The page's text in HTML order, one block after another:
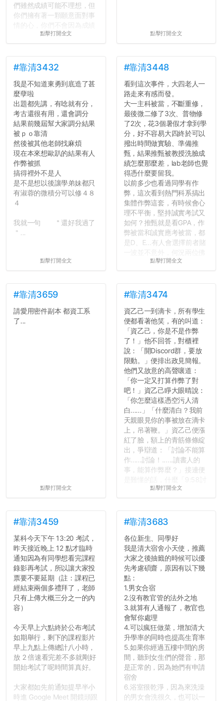
們雖然成績可能不理想，但
你們擁有著一顆願意面對事
壓力而選擇逃避(作弊)，在
績無法體現你們的努力，但
往後你們正直的態度一定會
讓你們在社會上適應得更
好。最後，那些作弊的同
學，你們要瞭解到作弊對你
們而言是沒有任何好處的，
大學是你們唯一可以勇敢認
錯但不需要付出太大代價的
地方，你們在這時候如果不
會學會...
點擊打開全文 點擊打開全文
#靠清3432
我是不知道東勇到底造了甚
麼孽啦
出題都先講，有唸就有分，
考古還很有用，還會調分
結果前幾屆幫大家調分結果
被ｐｏ靠清
然後被其他老師找麻煩
現在本來想歐趴的結果有人
作弊被抓
搞得裡外不是人
是不是想以後讓學弟妹都只
有淑蓉的微積分可以修４８
４
我就一句 ＂還好我過了
＂...
點擊打開全文
#靠清3448
看到這次事件，大四老人一
路走來有感而發。
大一主科被當，不斷重修，
最後微二修了3次、普物修
了2次，花3個暑假才拿到學
分，好不容易大四終於可以
撥出時間做實驗、準備推
甄，結果推甄被教授洗臉成
績怎麼那麼差，lab老師也覺
得憑什麼要留我。
以前多少也看過同學有作
弊，這次看到熱門科系搞出
集體作弊這套，有時候會心
理不平衡，堅持誠實考試又
如何？推甄就是看GPA，作
弊被當和誠實應考被當，都
是D、E...有人會選擇前者賭
心教授看起來要輕輕放下
長作弊的風氣。
反正老人我明天就要搬離新
竹，之後如何發展與我無
關，就當最後一天發個牢騷
吧XD，祝學弟妹們修課順利
~~...
點擊打開全文
#靠清3659
請愛用密件副本 都資工系
了...
點擊打開全文
#靠清3474
資乙己一到滴卡，所有學生
便都看著他笑，有的叫道：
「資乙己，你是不是作弊
了！」他不回答，對櫃裡
說：「開Discord群，要放
限動。」便排出政見簡報。
他們又故意的高聲嚷道：
「你一定又打算作弊了對
吧！」資乙己睜大眼晴說：
「你怎麼這樣憑空污人清
白......」「什麼清白？我前
天親眼見你的事被放在滴卡
上，吊著鞭。」資乙己便漲
紅了臉，額上的青筋條條綻
出，爭辯道：「討論不能算
作......討論！......讀書人的
事，能算作弊麼？」接連便
論考題難度」，什麼「名譽
的空氣。...
點擊打開全文
#靠清3459
某科今天下午 13:20 考試，
昨天接近晚上 12 點才臨時
通知因為有同學想看完課程
錄影再考試，所以讓大家投
票要不要延期（註：課程已
經結束兩個多禮拜了，老師
只有上傳大概三分之一的內
容）
今天早上六點終於公布考試
如期舉行，剩下的課程影片
早上九點上傳總計八小時，
放 2 倍速看完差不多就剛好
開始考試了呢時間算真好。
大家都如先前通知提早半小
時進 Google Meet 開鏡頭跟
#靠清3683
各位新生、同學好
我是清大宿舍小天使，推薦
大家之後抽籤的時候可以優
先考慮碩齋，原因有以下幾
點：
1.男女合宿
2.沒有教官管的法外之地
3.就算有人通報了，教官也
會幫你處理
4.可以瘋狂做菜，增加清大
升學率的同時也提高生育率
5.如果你經過五樓中間的房
間，聽到女生們的聲音，那
是正常的，因為她們有申請
宿舍
6.浴室很乾淨，因為來洗澡
的男女會洗很久，也可以一